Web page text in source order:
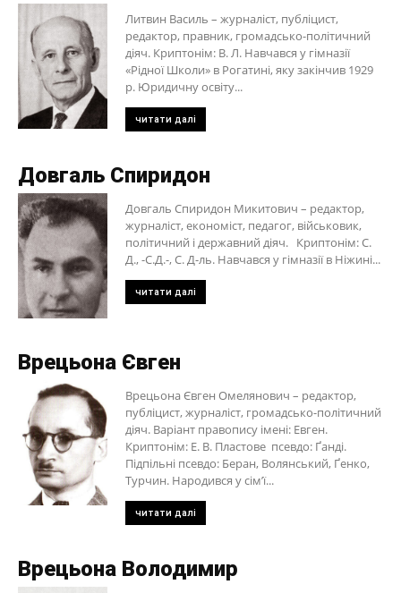
Литвин Василь – журналіст, публіцист,
редактор, правник, громадсько-політичний
діяч. Криптонім: В. Л. Навчався у гімназії
«Рідної Школи» в Рогатині, яку закінчив 1929
р. Юридичну освіту...
читати далі
Довгаль Спиридон
Довгаль Спиридон Микитович – редактор,
журналіст, економіст, педагог, військовик,
політичний і державний діяч. Криптонім: С.
Д., -С.Д.-, С. Д-ль. Навчався у гімназії в Ніжині...
читати далі
Врецьона Євген
Врецьона Євген Омелянович – редактор,
публіцист, журналіст, громадсько-політичний
діяч. Варіант правопису імені: Евген.
Криптонім: Е. В. Пластове псевдо: Ґанді.
Підпільні псевдо: Беран, Волянський, Ґенко,
Турчин. Народився у сім’ї...
читати далі
Врецьона Володимир